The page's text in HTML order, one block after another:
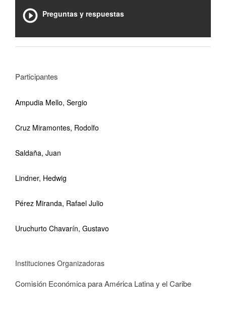
Preguntas y respuestas
Participantes
Ampudia Mello, Sergio
Cruz Miramontes, Rodolfo
Saldaña, Juan
Lindner, Hedwig
Pérez Miranda, Rafael Julio
Uruchurto Chavarín, Gustavo
Instituciones Organizadoras
Comisión Económica para América Latina y el Caribe